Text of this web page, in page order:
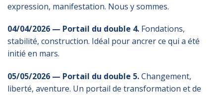
expression, manifestation. Nous y sommes.
04/04/2026 — Portail du double 4. Fondations,
stabilité, construction. Idéal pour ancrer ce qui a été
initié en mars.
05/05/2026 — Portail du double 5.Changement,
liberté, aventure. Un portail de transformation et de